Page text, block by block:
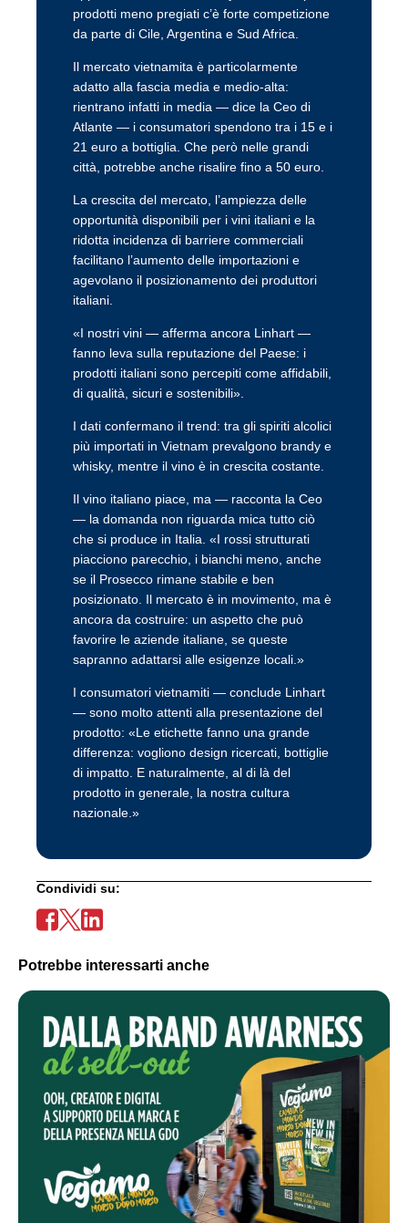
prodotti meno pregiati c’è forte competizione
da parte di Cile, Argentina e Sud Africa.
Il mercato vietnamita è particolarmente
adatto alla fascia media e medio-alta:
rientrano infatti in media — dice la Ceo di
Atlante — i consumatori spendono tra i 15 e i
21 euro a bottiglia. Che però nelle grandi
città, potrebbe anche risalire fino a 50 euro.
La crescita del mercato, l’ampiezza delle
opportunità disponibili per i vini italiani e la
ridotta incidenza di barriere commerciali
facilitano l’aumento delle importazioni e
agevolano il posizionamento dei produttori
italiani.
«I nostri vini — afferma ancora Linhart —
fanno leva sulla reputazione del Paese: i
prodotti italiani sono percepiti come affidabili,
di qualità, sicuri e sostenibili».
I dati confermano il trend: tra gli spiriti alcolici
più importati in Vietnam prevalgono brandy e
whisky, mentre il vino è in crescita costante.
Il vino italiano piace, ma — racconta la Ceo
— la domanda non riguarda mica tutto ciò
che si produce in Italia. «I rossi strutturati
piacciono parecchio, i bianchi meno, anche
se il Prosecco rimane stabile e ben
posizionato. Il mercato è in movimento, ma è
ancora da costruire: un aspetto che può
favorire le aziende italiane, se queste
sapranno adattarsi alle esigenze locali.»
I consumatori vietnamiti — conclude Linhart
— sono molto attenti alla presentazione del
prodotto: «Le etichette fanno una grande
differenza: vogliono design ricercati, bottiglie
di impatto. E naturalmente, al di là del
prodotto in generale, la nostra cultura
nazionale.»
Condividi su:
Potrebbe interessarti anche